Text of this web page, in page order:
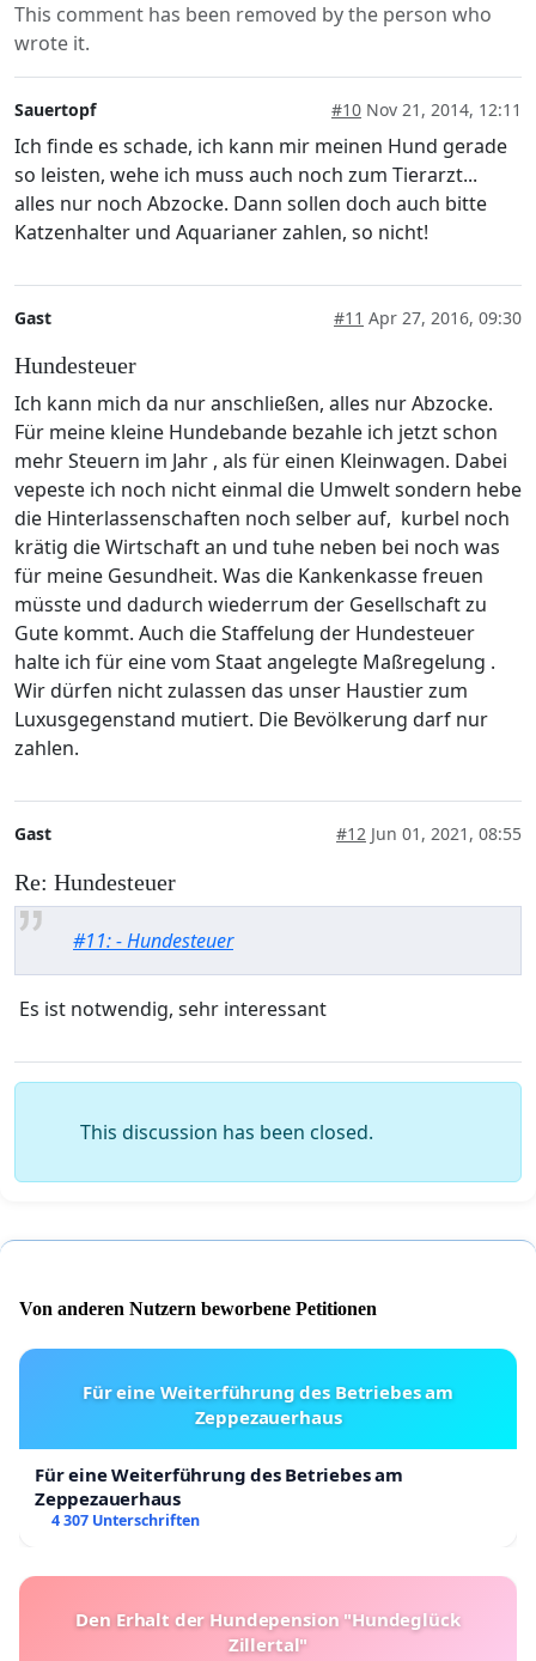
This comment has been removed by the person who
wrote it.
Sauertopf #10 Nov 21, 2014, 12:11
Ich finde es schade, ich kann mir meinen Hund gerade
so leisten, wehe ich muss auch noch zum Tierarzt...
alles nur noch Abzocke. Dann sollen doch auch bitte
Katzenhalter und Aquarianer zahlen, so nicht!
Gast #11 Apr 27, 2016, 09:30
Hundesteuer
Ich kann mich da nur anschließen, alles nur Abzocke.
Für meine kleine Hundebande bezahle ich jetzt schon
mehr Steuern im Jahr , als für einen Kleinwagen. Dabei
vepeste ich noch nicht einmal die Umwelt sondern hebe
die Hinterlassenschaften noch selber auf, kurbel noch
krätig die Wirtschaft an und tuhe neben bei noch was
für meine Gesundheit. Was die Kankenkasse freuen
müsste und dadurch wiederrum der Gesellschaft zu
Gute kommt. Auch die Staffelung der Hundesteuer
halte ich für eine vom Staat angelegte Maßregelung .
Wir dürfen nicht zulassen das unser Haustier zum
Luxusgegenstand mutiert. Die Bevölkerung darf nur
zahlen.
Gast #12 Jun 01, 2021, 08:55
Re: Hundesteuer
#11: - Hundesteuer
Es ist notwendig, sehr interessant
This discussion has been closed.
Von anderen Nutzern beworbene Petitionen
Für eine Weiterführung des Betriebes am
Zeppezauerhaus
Für eine Weiterführung des Betriebes am
Zeppezauerhaus
4 307 Unterschriften
Den Erhalt der Hundepension "Hundeglück
Zillertal"